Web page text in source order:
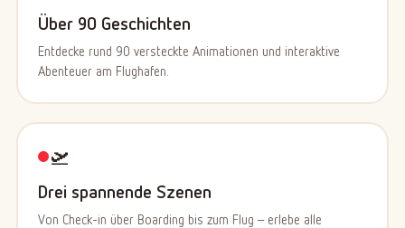
Über 90 Geschichten
Entdecke rund 90 versteckte Animationen und interaktive
Abenteuer am Flughafen.
🛫
Drei spannende Szenen
Von Check-in über Boarding bis zum Flug – erlebe alle